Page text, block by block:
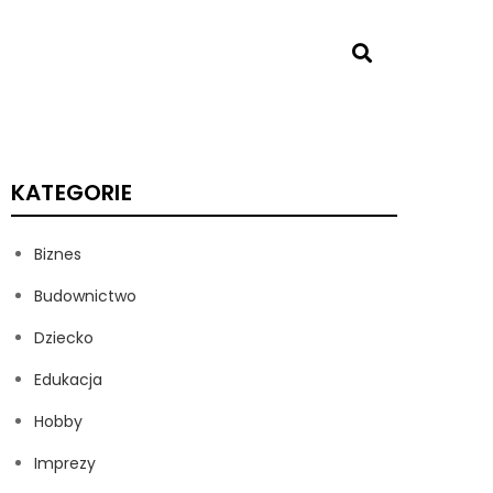
KATEGORIE
Biznes
Budownictwo
Dziecko
Edukacja
Hobby
Imprezy